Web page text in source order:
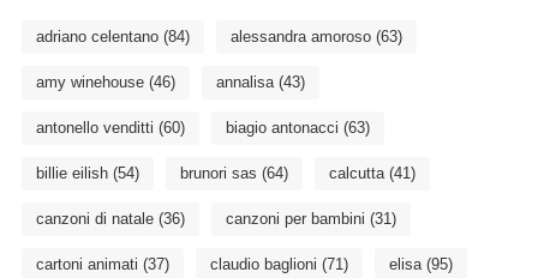
adriano celentano(84) alessandra amoroso(63)
amy winehouse(46) annalisa(43)
antonello venditti (60) biagio antonacci (63)
billie eilish(54) brunori sas (64) calcutta(41)
canzoni di natale(36) canzoni per bambini (31)
cartoni animati (37) claudio baglioni (71) elisa(95)